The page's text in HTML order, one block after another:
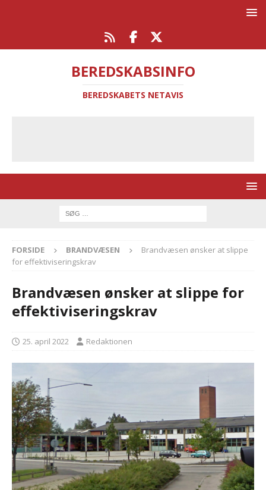
BEREDSKABSINFO
BEREDSKABETS NETAVIS
FORSIDE BRANDVÆSEN
Brandvæsen ønsker at slippe
for effektiviseringskrav
Brandvæsen ønsker at slippe for
effektiviseringskrav
25. april 2022 Redaktionen